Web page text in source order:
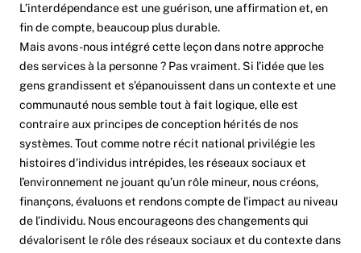
L’interdépendance est une guérison, une affirmation et, en
fin de compte, beaucoup plus durable.
Mais avons-nous intégré cette leçon dans notre approche
des services à la personne ? Pas vraiment. Si l’idée que les
gens grandissent et s’épanouissent dans un contexte et une
communauté nous semble tout à fait logique, elle est
contraire aux principes de conception hérités de nos
systèmes. Tout comme notre récit national privilégie les
histoires d’individus intrépides, les réseaux sociaux et
l’environnement ne jouant qu’un rôle mineur, nous créons,
finançons, évaluons et rendons compte de l’impact au niveau
de l’individu. Nous encourageons des changements qui
dévalorisent le rôle des réseaux sociaux et du contexte dans